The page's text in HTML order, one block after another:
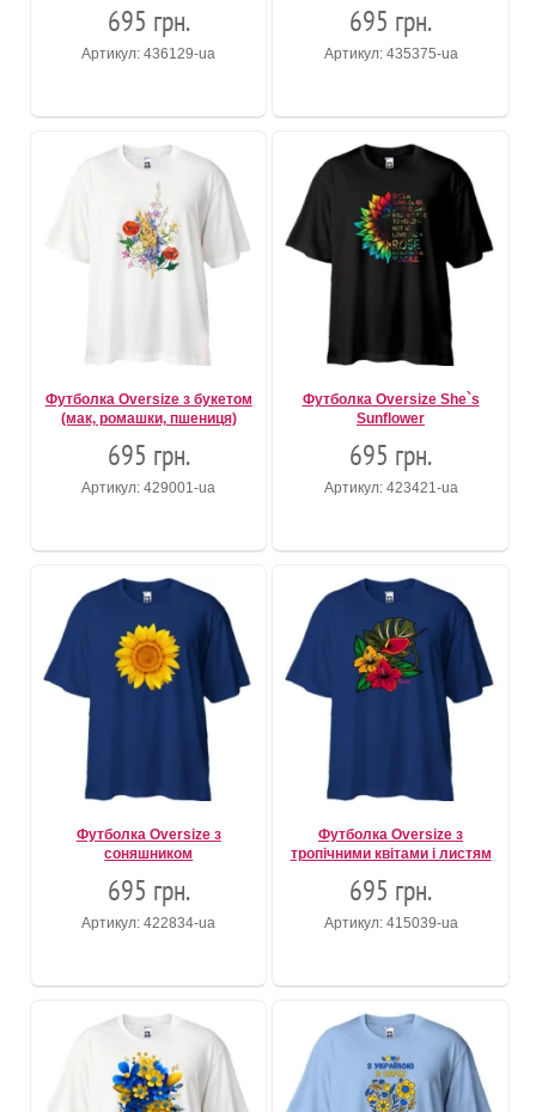
695 грн.
Артикул: 436129-ua
695 грн.
Артикул: 435375-ua
Футболка Oversize з букетом
(мак, ромашки, пшениця)
695 грн.
Артикул: 429001-ua
Футболка Oversize She`s
Sunflower
695 грн.
Артикул: 423421-ua
Футболка Oversize з
соняшником
695 грн.
Артикул: 422834-ua
Футболка Oversize з
тропічними квітами і листям
695 грн.
Артикул: 415039-ua